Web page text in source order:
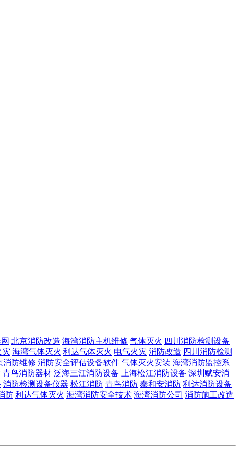
北京消防改造 海湾消防主机维修 气体灭火 四川消防检测设备
灾 海湾气体灭火|利达气体灭火 电气火灾 消防改造 四川消防检测
消防维修 消防安全评估设备软件 气体灭火安装 海湾消防监控系
青鸟消防器材 泛海三江消防设备 上海松江消防设备 深圳赋安消
消防检测设备仪器 松江消防 青鸟消防 泰和安消防 利达消防设备
防 利达气体灭火 海湾消防安全技术 海湾消防公司 消防施工改造